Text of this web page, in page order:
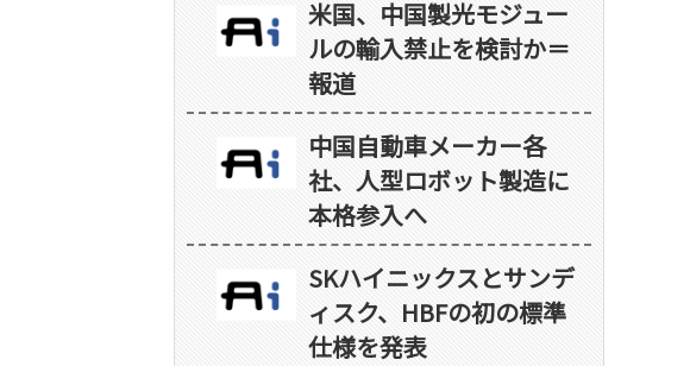
米国、中国製光モジュー
ルの輸入禁止を検討か＝
報道
中国自動車メーカー各
社、人型ロボット製造に
本格参入へ
SKハイニックスとサンデ
ィスク、HBFの初の標準
仕様を発表